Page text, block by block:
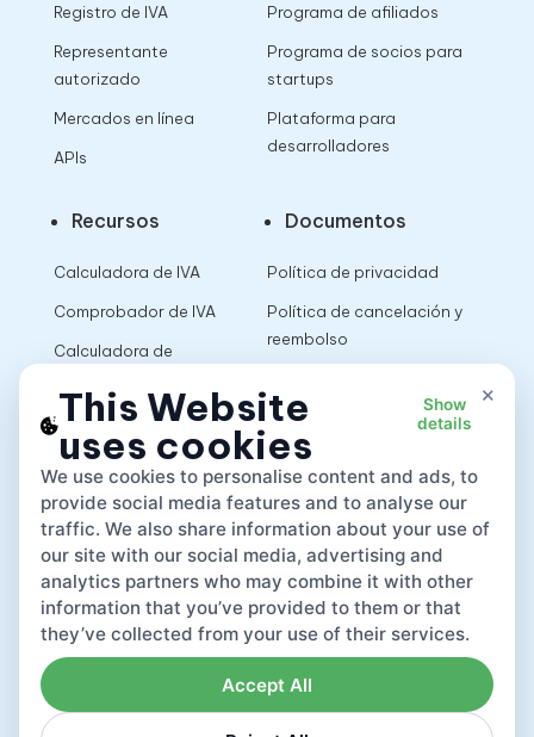
Registro de IVA
Representante
autorizado
Mercados en línea
APIs
Programa de afiliados
Programa de socios para
startups
Plataforma para
desarrolladores
Recursos
Calculadora de IVA
Comprobador de IVA
Calculadora de
ventas
Documentos
Política de privacidad
Política de cancelación y
reembolso
App
×
This Website
uses cookies
Show
details
We use cookies to personalise content and ads, to
provide social media features and to analyse our
traffic. We also share information about your use of
our site with our social media, advertising and
analytics partners who may combine it with other
information that you’ve provided to them or that
they’ve collected from your use of their services.
Accept All